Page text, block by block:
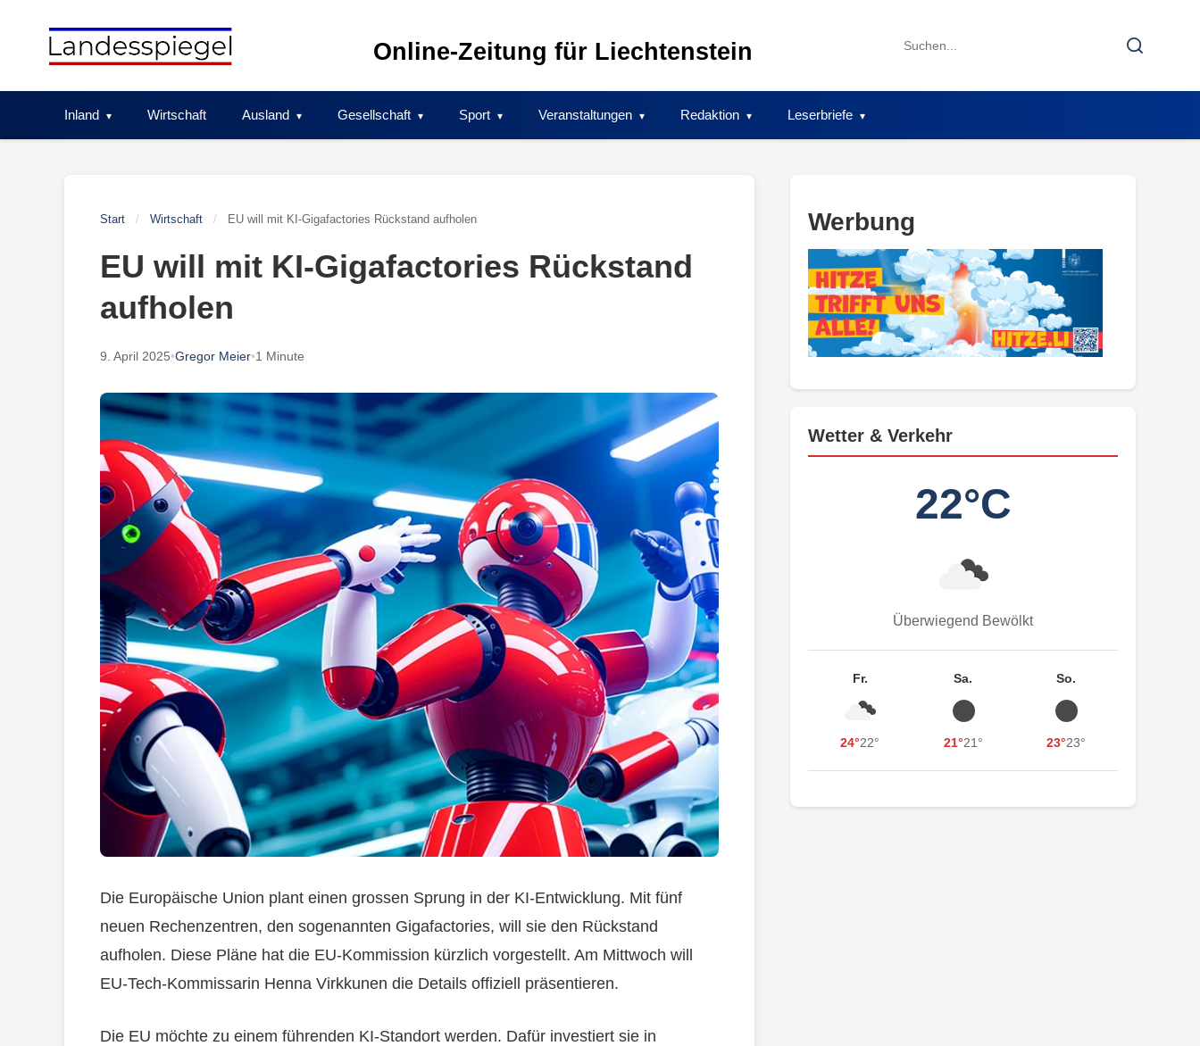
Online-Zeitung für Liechtenstein
Search
Search
Inland Wirtschaft Ausland Gesellschaft Sport Veranstaltungen Redaktion Leserbriefe
Start / Wirtschaft / EU will mit KI-Gigafactories Rückstand aufholen
EU will mit KI-Gigafactories Rückstand
aufholen
9. April 2025•Gregor Meier•1 Minute
Die Europäische Union plant einen grossen Sprung in der KI-Entwicklung. Mit fünf
neuen Rechenzentren, den sogenannten Gigafactories, will sie den Rückstand
aufholen. Diese Pläne hat die EU-Kommission kürzlich vorgestellt. Am Mittwoch will
EU-Tech-Kommissarin Henna Virkkunen die Details offiziell präsentieren.
Die EU möchte zu einem führenden KI-Standort werden. Dafür investiert sie in
Werbung
Wetter & Verkehr
22°C
Überwiegend Bewölkt
Fr.
24°22°
Sa.
21°21°
So.
23°23°